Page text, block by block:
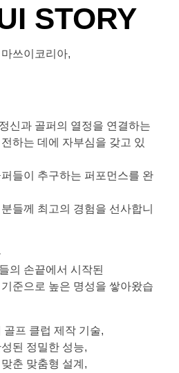
STORY
쓰이코리아,
신과 골퍼의 열정을 연결하는
하는 데에 자부심을 갖고 있
들이 추구하는 퍼포먼스를 완
들께 최고의 경험을 선사합니
의 손끝에서 시작된
준으로 높은 명성을 쌓아왔습
프 클럽 제작 기술,
된 정밀한 성능,
춘 맞춤형 설계,